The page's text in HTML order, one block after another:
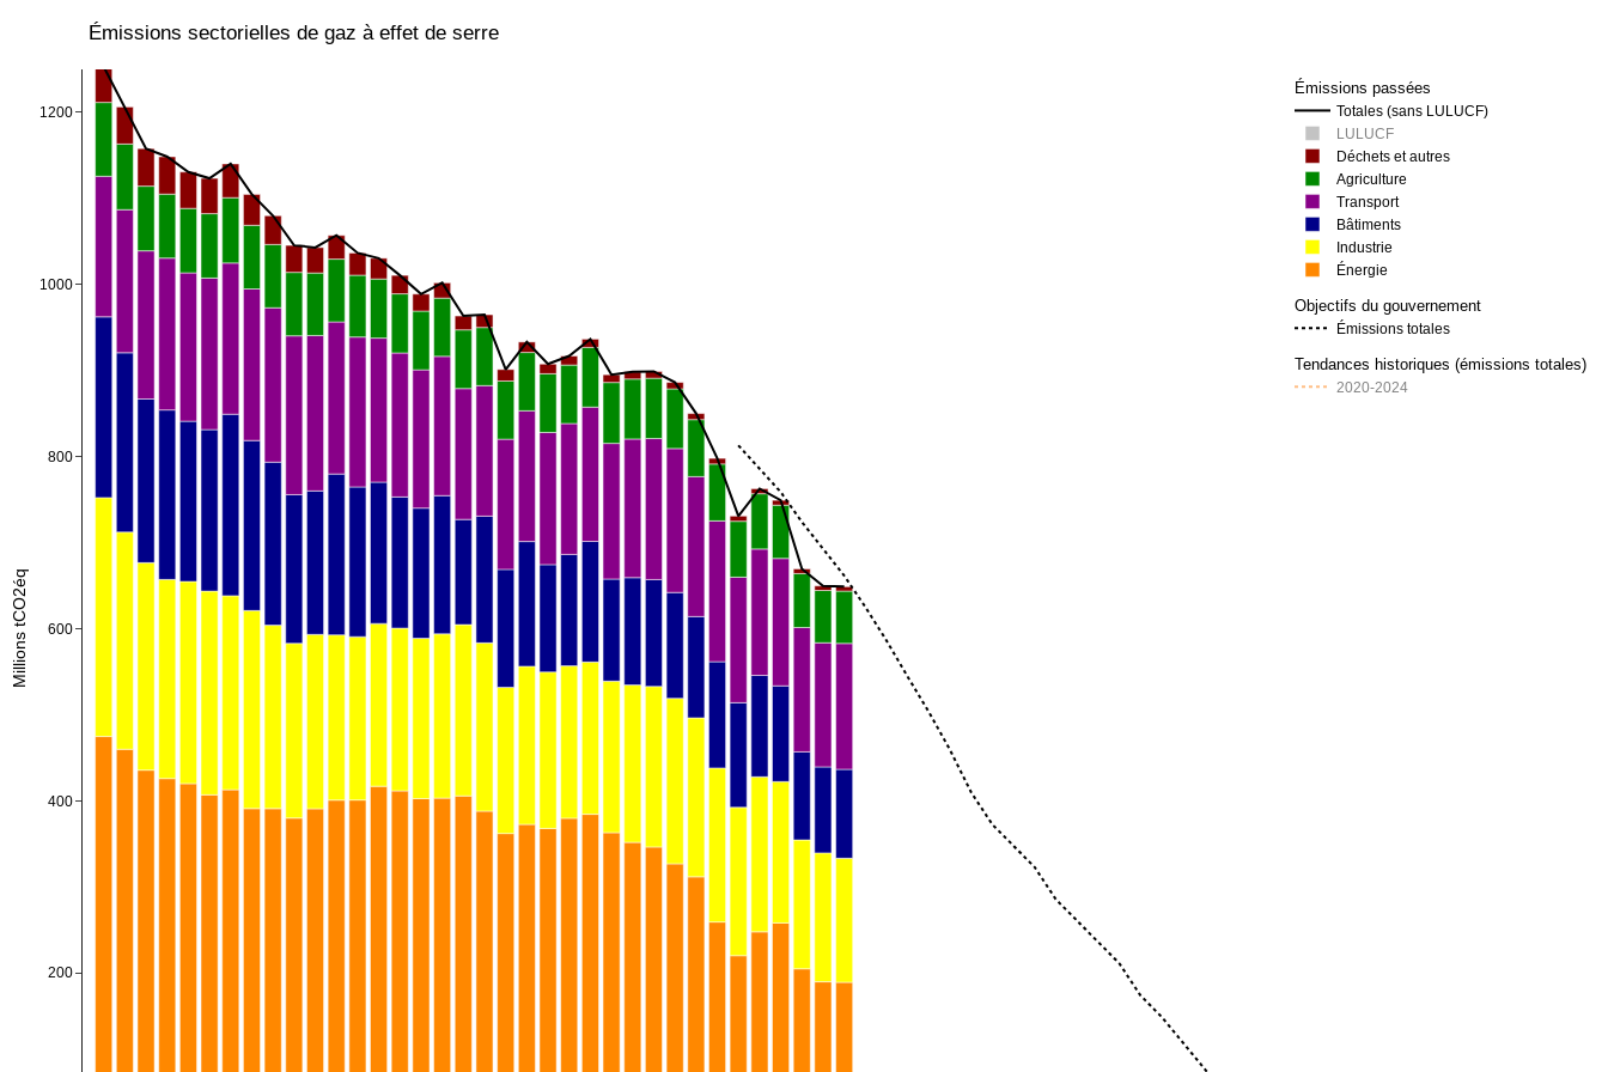
200
400
600
800
1000
1200
Émissions passées
Totales (sans LULUCF)
LULUCF
Déchets et autres
Agriculture
Transport
Bâtiments
Industrie
Énergie
Objectifs du gouvernement
Émissions totales
Tendances historiques (émissions totales)
2020-2024
Émissions sectorielles de gaz à effet de serre
Millions tCO2éq